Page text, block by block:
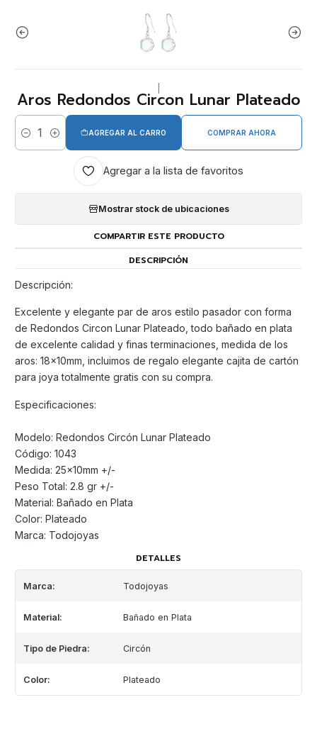
Aros Redondos Circon Lunar Plateado
Cantidad
AGREGAR AL CARRO COMPRAR AHORA
Agregar a la lista de favoritos
Mostrar stock de ubicaciones
COMPARTIR ESTE PRODUCTO
DESCRIPCIÓN
Descripción:
Excelente y elegante par de aros estilo pasador con forma
de Redondos Circon Lunar Plateado, todo bañado en plata
de excelente calidad y finas terminaciones, medida de los
aros: 18x10mm, incluimos de regalo elegante cajita de cartón
para joya totalmente gratis con su compra.
Especificaciones:
Modelo: Redondos Circón Lunar Plateado
Código: 1043
Medida: 25x10mm +/-
Peso Total: 2.8 gr +/-
Material: Bañado en Plata
Color: Plateado
Marca: Todojoyas
DETALLES
Marca: Todojoyas
Material: Bañado en Plata
Tipo de Piedra: Circón
Color: Plateado